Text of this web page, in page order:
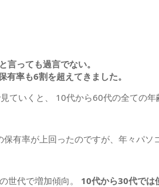
っても過言でない。
率も6割を超えてきました。
ていくと、 10代から60代の全ての
有率が上回ったのですが、年々パ
世代で増加傾向。 10代から30代では